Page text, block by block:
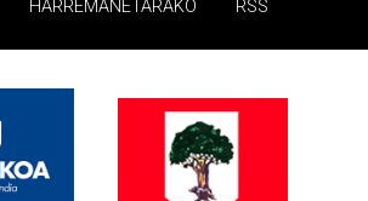
HARREMANETARAKO RSS